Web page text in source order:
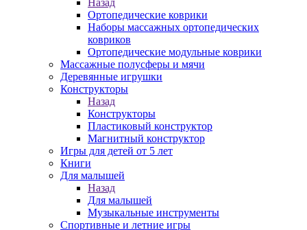
Назад
Ортопедические коврики
Наборы массажных ортопедических
ковриков
Ортопедические модульные коврики
Массажные полусферы и мячи
Деревянные игрушки
Конструкторы
Назад
Конструкторы
Пластиковый конструктор
Магнитный конструктор
Игры для детей от 5 лет
Книги
Для малышей
Назад
Для малышей
Музыкальные инструменты
Спортивные и летние игры